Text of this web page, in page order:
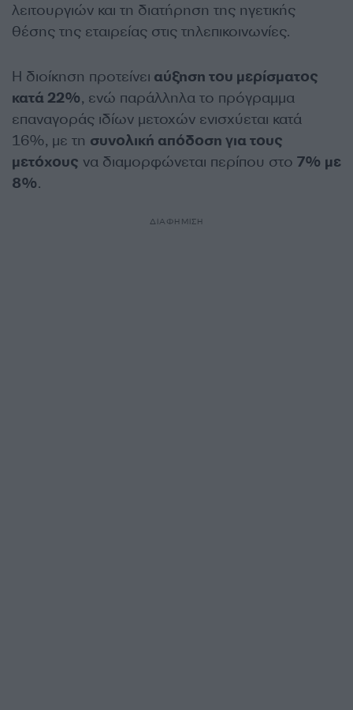
λειτουργιών και τη διατήρηση της ηγετικής
θέσης της εταιρείας στις τηλεπικοινωνίες.
Η διοίκηση προτείνει αύξηση του μερίσματος
κατά 22%, ενώ παράλληλα το πρόγραμμα
επαναγοράς ιδίων μετοχών ενισχύεται κατά
16%, με τη συνολική απόδοση για τους
μετόχους να διαμορφώνεται περίπου στο 7% με
8%.
ΔΙΑΦΗΜΙΣΗ